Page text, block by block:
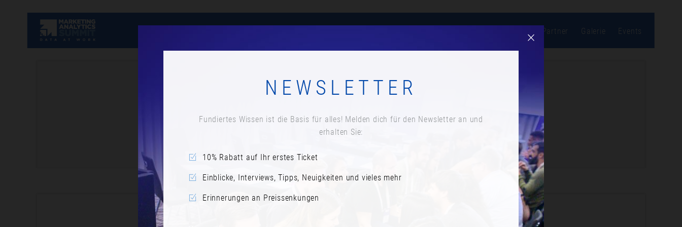
Partner Galerie Events
Datum:
NEWSLETTER
Fundiertes Wissen ist die Basis für alles! Melden dich für den Newsletter an und
erhalten Sie:
10% Rabatt auf Ihr erstes Ticket
Einblicke, Interviews, Tipps, Neuigkeiten und vieles mehr
Erinnerungen an Preissenkungen